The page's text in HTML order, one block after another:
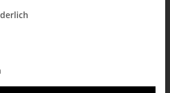
abonnieren
Service-Gruppen, für die eine